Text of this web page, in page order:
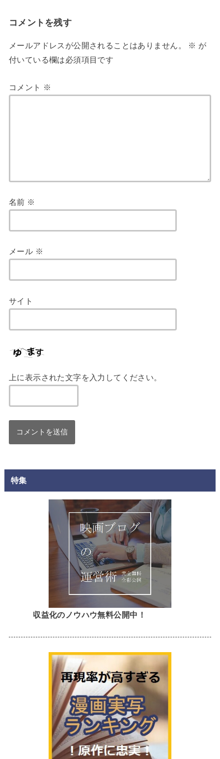
コメントを残す
メールアドレスが公開されることはありません。 ※ が
付いている欄は必須項目です
コメント ※
名前 ※
メール ※
サイト
上に表示された文字を入力してください。
特集
収益化のノウハウ無料公開中！